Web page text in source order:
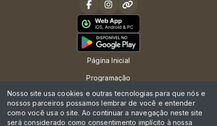
Página Inicial
Programação
Contato e Pedidos de Oração
A Rádio
Nosso site usa cookies e outras tecnologias para que nós e
nossos parceiros possamos lembrar de você e entender
como você usa o site. Ao continuar a navegação neste site
será considerado como consentimento implícito à nossa